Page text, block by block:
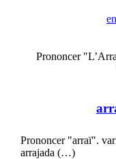
Prononcer
Prononcer "arraï".
arrajada (…)